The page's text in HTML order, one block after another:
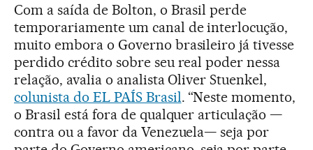
Com a saída de Bolton, o Brasil perde
temporariamente um canal de interlocução,
muito embora o Governo brasileiro já tivesse
perdido crédito sobre seu real poder nessa
relação, avalia o analista Oliver Stuenkel,
colunista do EL PAÍS Brasil. “Neste momento,
o Brasil está fora de qualquer articulação —
contra ou a favor da Venezuela— seja por